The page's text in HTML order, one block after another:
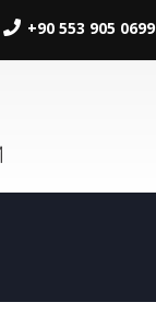
+90 553 905 0699